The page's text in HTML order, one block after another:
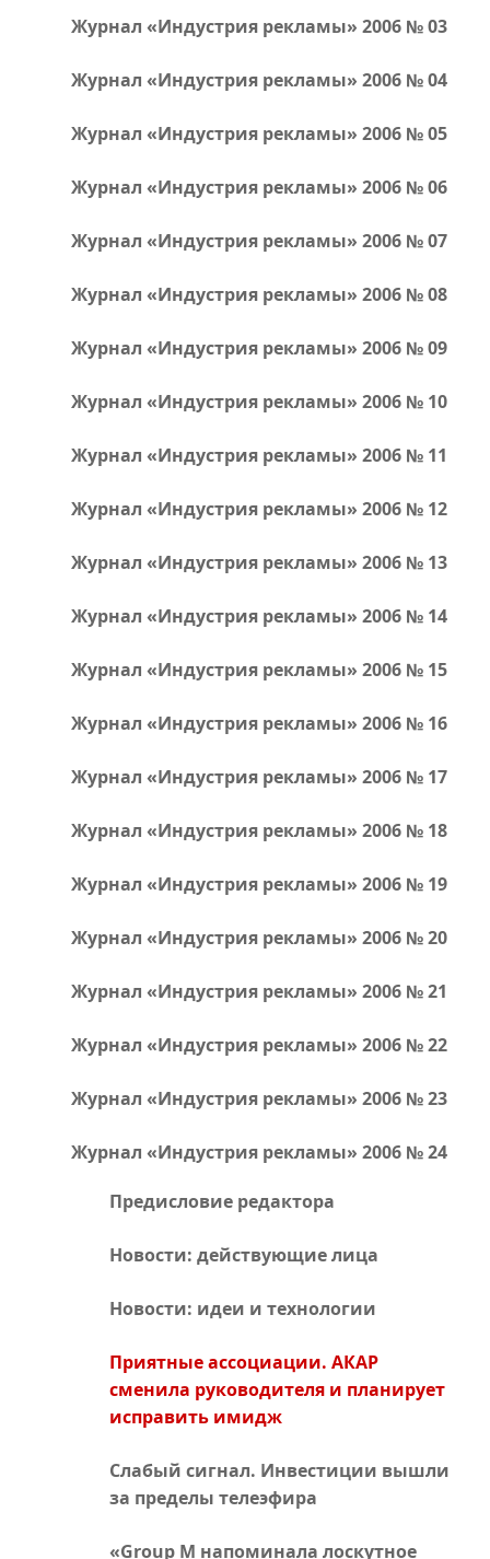
Журнал «Индустрия рекламы» 2006 № 03
Журнал «Индустрия рекламы» 2006 № 04
Журнал «Индустрия рекламы» 2006 № 05
Журнал «Индустрия рекламы» 2006 № 06
Журнал «Индустрия рекламы» 2006 № 07
Журнал «Индустрия рекламы» 2006 № 08
Журнал «Индустрия рекламы» 2006 № 09
Журнал «Индустрия рекламы» 2006 № 10
Журнал «Индустрия рекламы» 2006 № 11
Журнал «Индустрия рекламы» 2006 № 12
Журнал «Индустрия рекламы» 2006 № 13
Журнал «Индустрия рекламы» 2006 № 14
Журнал «Индустрия рекламы» 2006 № 15
Журнал «Индустрия рекламы» 2006 № 16
Журнал «Индустрия рекламы» 2006 № 17
Журнал «Индустрия рекламы» 2006 № 18
Журнал «Индустрия рекламы» 2006 № 19
Журнал «Индустрия рекламы» 2006 № 20
Журнал «Индустрия рекламы» 2006 № 21
Журнал «Индустрия рекламы» 2006 № 22
Журнал «Индустрия рекламы» 2006 № 23
Журнал «Индустрия рекламы» 2006 № 24
Предисловие редактора
Новости: действующие лица
Новости: идеи и технологии
Приятные ассоциации. АКАР
сменила руководителя и планирует
исправить имидж
Cлабый сигнал. Инвестиции вышли
за пределы телеэфира
«Group M напоминала лоскутное